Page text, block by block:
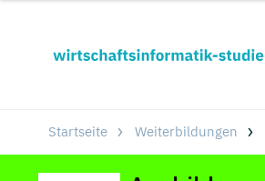
Startseite Weiterbildungen